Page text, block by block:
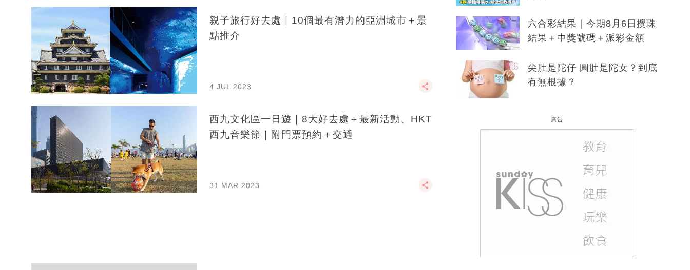
親子旅行好去處｜10個最有潛力的亞洲城市＋景
點推介
4 JUL 2023
西九文化區一日遊｜8大好去處＋最新活動、HKT
西九音樂節｜附門票預約＋交通
31 MAR 2023
六合彩結果｜今期8月6日攪珠
結果＋中獎號碼＋派彩金額
尖肚是陀仔 圓肚是陀女？到底
有無根據？
廣告